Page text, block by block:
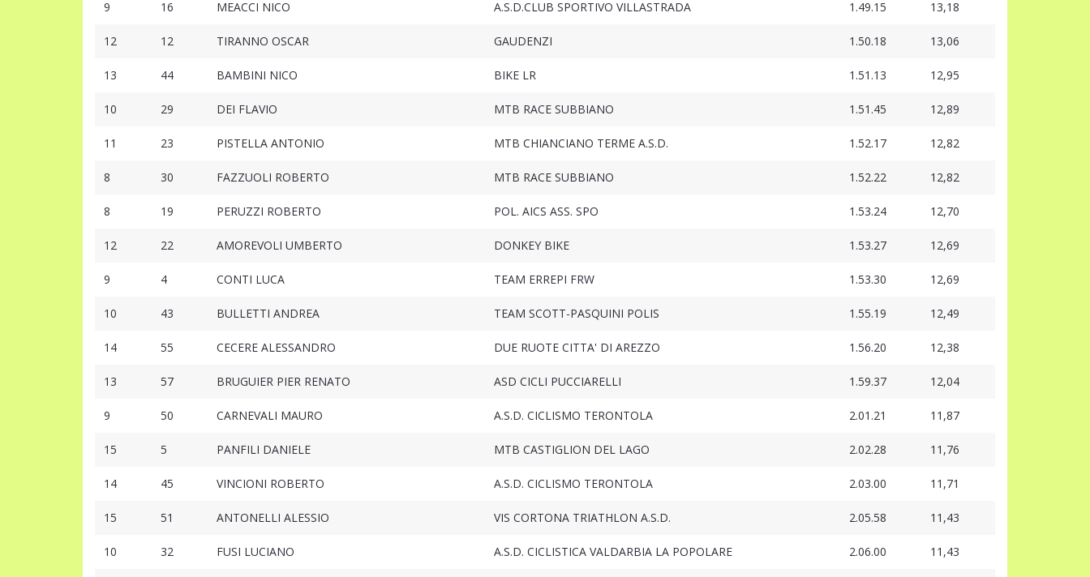
9 16 MEACCI NICO A.S.D.CLUB SPORTIVO VILLASTRADA 1.49.15 13,18
12 12 TIRANNO OSCAR GAUDENZI 1.50.18 13,06
13 44 BAMBINI NICO BIKE LR 1.51.13 12,95
10 29 DEI FLAVIO MTB RACE SUBBIANO 1.51.45 12,89
11 23 PISTELLA ANTONIO MTB CHIANCIANO TERME A.S.D. 1.52.17 12,82
8 30 FAZZUOLI ROBERTO MTB RACE SUBBIANO 1.52.22 12,82
8 19 PERUZZI ROBERTO POL. AICS ASS. SPO 1.53.24 12,70
12 22 AMOREVOLI UMBERTO DONKEY BIKE 1.53.27 12,69
9 4 CONTI LUCA TEAM ERREPI FRW 1.53.30 12,69
10 43 BULLETTI ANDREA TEAM SCOTT-PASQUINI POLIS 1.55.19 12,49
14 55 CECERE ALESSANDRO DUE RUOTE CITTA' DI AREZZO 1.56.20 12,38
13 57 BRUGUIER PIER RENATO ASD CICLI PUCCIARELLI 1.59.37 12,04
9 50 CARNEVALI MAURO A.S.D. CICLISMO TERONTOLA 2.01.21 11,87
15 5 PANFILI DANIELE MTB CASTIGLION DEL LAGO 2.02.28 11,76
14 45 VINCIONI ROBERTO A.S.D. CICLISMO TERONTOLA 2.03.00 11,71
15 51 ANTONELLI ALESSIO VIS CORTONA TRIATHLON A.S.D. 2.05.58 11,43
10 32 FUSI LUCIANO A.S.D. CICLISTICA VALDARBIA LA POPOLARE 2.06.00 11,43